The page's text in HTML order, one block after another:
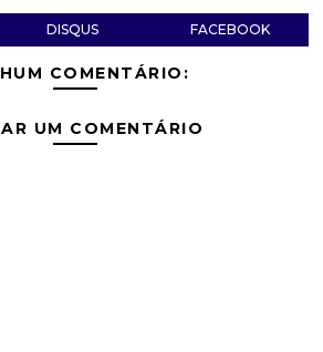
DISQUS FACEBOOK
COMENTÁRIO:
UM COMENTÁRIO